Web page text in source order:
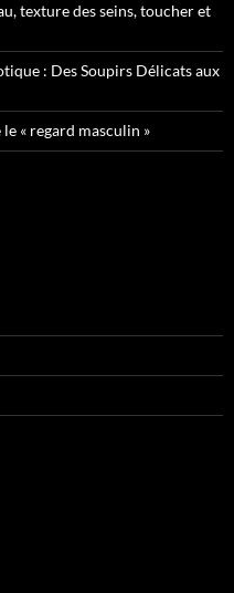
texture des seins, toucher et
: Des Soupirs Délicats aux
« regard masculin »